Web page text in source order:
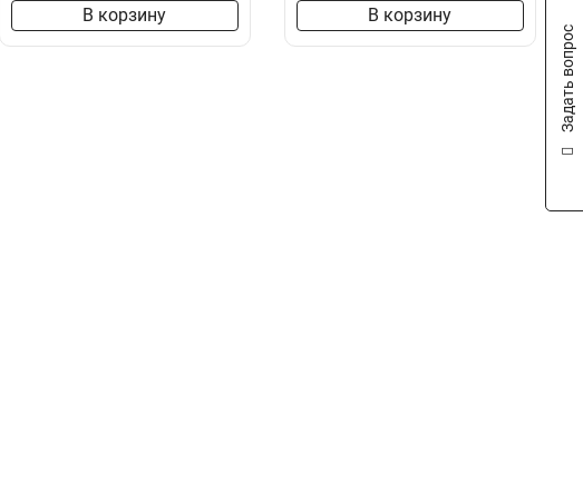
В корзину В корзину
Задать вопрос